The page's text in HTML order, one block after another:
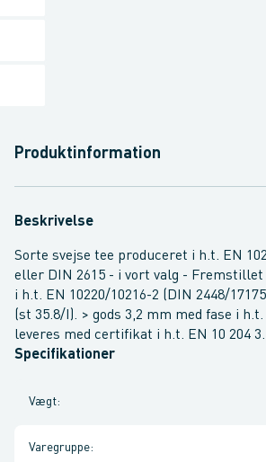
Produktinformation
Beskrivelse
Sorte svejse tee produceret i h.t. EN
eller DIN 2615 - i vort valg -
i h.t. EN 10220/10216-2 (DIN 2448/
(st 35.8/I). > gods 3,2 mm med fase i
leveres med certifikat i h.t. EN 10 204
Specifikationer
Vægt:
Varegruppe: